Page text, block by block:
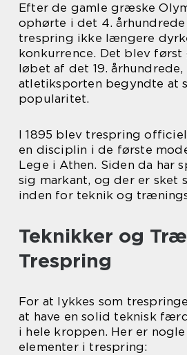
Efter de gamle græske
ophørte i det 4. århundrede
trespring ikke længere
konkurrence. Det blev først
løbet af det 19. århundrede,
atletiksporten begyndte at
popularitet.
I 1895 blev trespring
en disciplin i de første
Lege i Athen. Siden da har
sig markant, og der er sket
inden for teknik og
Teknikker og
Trespring
For at lykkes som
at have en solid teknisk
i hele kroppen. Her er
elementer i trespring: